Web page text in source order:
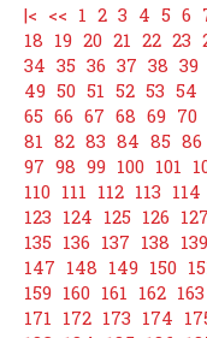
|< << 1 2 3 4 5 6
18 19 20 21 22 23
34 35 36 37 38 39
49 50 51 52 53 54
65 66 67 68 69 70
81 82 83 84 85 86
97 98 99 100 101
110 111 112 113 114
123 124 125 126 127
135 136 137 138 139
147 148 149 150
159 160 161 162 163
171 172 173 174